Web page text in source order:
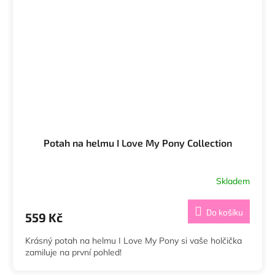
Potah na helmu I Love My Pony Collection
Skladem
559 Kč Do košíku
Krásný potah na helmu I Love My Pony si vaše holčička
zamiluje na první pohled!